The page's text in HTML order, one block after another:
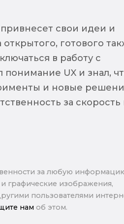
свои идеи и
готового
в работу с
UX и знал,
и новые
за скорость
за любую
и графические изображения,
пользователями
нам об этом.